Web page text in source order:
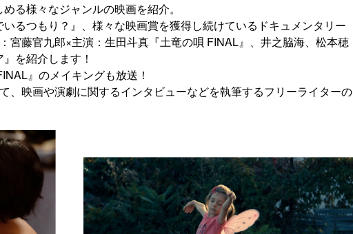
る様々なジャンルの映画を紹介。
るつもり？』、様々な映画賞を獲得し続けているドキュメンタリー
宮藤官九郎×主演：生田斗真『土竜の唄 FINAL』、井之脇海、松本穂
を紹介します！
』のメイキングも放送！
、映画や演劇に関するインタビューなどを執筆するフリーライターの